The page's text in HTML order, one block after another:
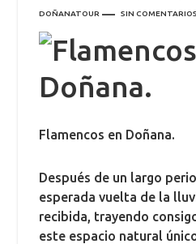
DOÑANATOUR SIN COMENTARIOS
Flamencos en Doñana.
Después de un largo
esperada vuelta de la
recibida, trayendo
este espacio natural